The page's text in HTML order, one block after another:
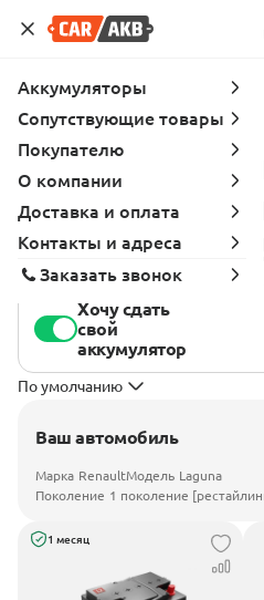
Адреса
Laguna 1
[рестайлинг]
Хочу сдать
свой
аккумулятор
По умолчанию
Ваш автомобиль
Марка RenaultМодель Laguna
Поколение 1 поколение
1 месяц
Аккумуляторы
Сопутствующие товары
Покупателю
О компании
Доставка и оплата
Контакты и адреса
Заказать звонок